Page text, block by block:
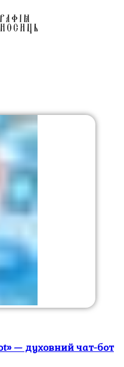
— духовний чат-бот